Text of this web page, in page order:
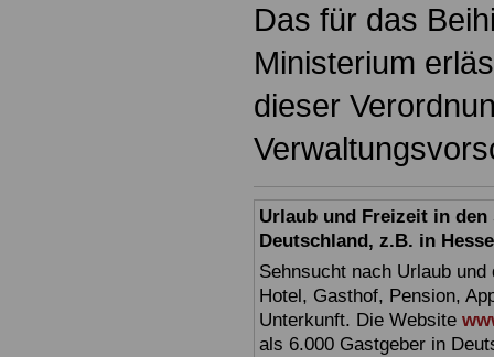
Das für das
Ministerium
dieser
Urlaub und Freizeit in
Deutschland, z.B. in
Sehnsucht nach Urlaub
Hotel, Gasthof, Pension,
Unterkunft. Die Website
als 6.000 Gastgeber in